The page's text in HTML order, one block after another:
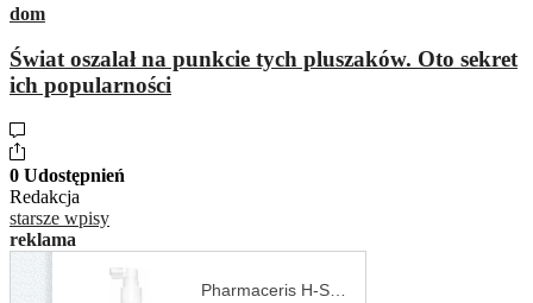
dom
Świat oszalał na punkcie tych pluszaków. Oto sekret
ich popularności
0 Udostępnień
Redakcja
starsze wpisy
reklama